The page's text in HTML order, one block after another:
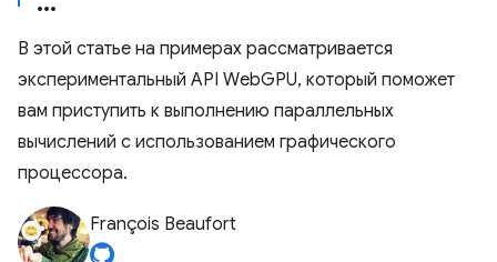
В этой статье на примерах рассматривается
экспериментальный API WebGPU, который поможет
вам приступить к выполнению параллельных
вычислений с использованием графического
процессора.
François Beaufort